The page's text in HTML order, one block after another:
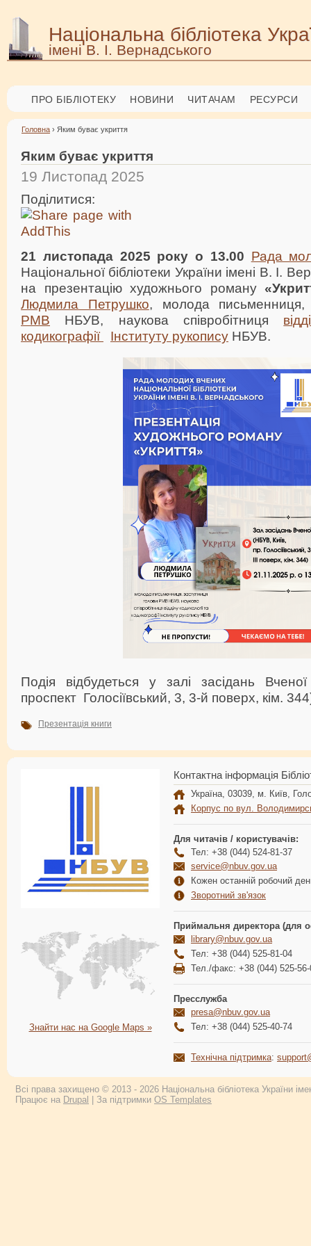
Національна бібліотека
імені В. І. Вернадського
ПРО БІБЛІОТЕКУ НОВИНИ ЧИТАЧАМ РЕСУРСИ
Головна › Яким буває укриття
Яким буває укриття
19 Листопад 2025
Поділитися:
21 листопада 2025 року о 13.00 Рада
Національної бібліотеки України імені В. І.
на презентацію художнього роману
Людмила Петрушко, молода письменниця,
РМВ НБУВ, наукова співробітниця
кодикографії
Інституту рукопису НБУВ.
Подія відбудеться у залі засідань
проспект Голосіївський, 3, 3-й поверх, кім.
Презентація книги
Знайти нас на Google Maps »
Контактна інформація
Україна, 03039, м. Київ,
Корпус по вул.
Для читачів / користувачів:
Тел: +38 (044) 524-81-37
service@nbuv.gov.ua
Кожен останній робочий
Зворотний зв'язок
Приймальня директора (для
library@nbuv.gov.ua
Тел: +38 (044) 525-81-04
Тел./факс: +38 (044) 525-56-
Пресслужба
presa@nbuv.gov.ua
Тел: +38 (044) 525-40-74
Технічна підтримка:
Всі права захищено © 2013 - 2026 Національна бібліотека України
Працює на Drupal | За підтримки OS Templates